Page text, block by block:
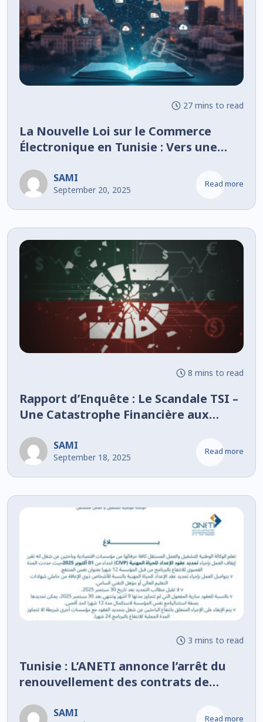
27 mins to read
La Nouvelle Loi sur le Commerce
Électronique en Tunisie : Vers une
Expansion
SAMI
September 20, 2025
Read more
8 mins to read
Rapport d’Enquête : Le Scandale TSI –
Une Catastrophe Financière aux
SAMI
September 18, 2025
Read more
3 mins to read
Tunisie : L’ANETI annonce l’arrêt du
renouvellement des contrats de
professionnelle (CIVP) à partir du 1er
SAMI Read more